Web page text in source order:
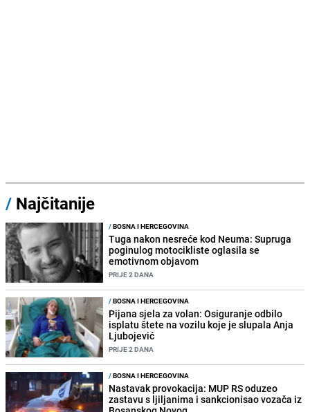
/ Najčitanije
/BOSNA I HERCEGOVINA
Tuga nakon nesreće kod Neuma: Supruga
poginulog motocikliste oglasila se
emotivnom objavom
PRIJE 2 DANA
/BOSNA I HERCEGOVINA
Pijana sjela za volan: Osiguranje odbilo
isplatu štete na vozilu koje je slupala Anja
Ljubojević
PRIJE 2 DANA
/BOSNA I HERCEGOVINA
Nastavak provokacija: MUP RS oduzeo
zastavu s ljiljanima i sankcionisao vozača iz